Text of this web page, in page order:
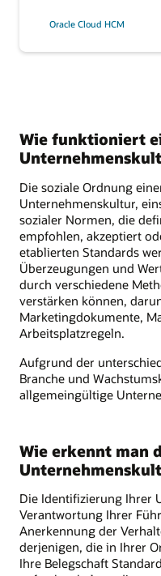
Oracle Cloud HCM
Wie funktioniert
Die soziale Ordnung
Unternehmenskultur,
sozialer Normen, die
empfohlen, akzeptiert
etablierten Standards
Überzeugungen und
durch verschiedene
verstärken können,
Marketingdokumente,
Arbeitsplatzregeln.
Aufgrund der
Branche und
allgemeingültige
Wie erkennt man
Die Identifizierung Ihrer
Verantwortung Ihrer
Anerkennung der
derjenigen, die in Ihrer
Ihre Belegschaft